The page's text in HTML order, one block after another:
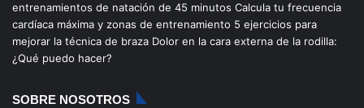
o
b
g
k
entrenamientos de natación de 45 minutos Calcula tu frecuencia
cardíaca máxima y zonas de entrenamiento 5 ejercicios para
mejorar la técnica de braza Dolor en la cara externa de la rodilla:
¿Qué puedo hacer?
SOBRE NOSOTROS